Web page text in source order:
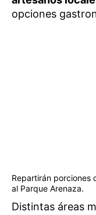
opciones
Repartirán porciones
al Parque Arenaza.
Distintas áreas